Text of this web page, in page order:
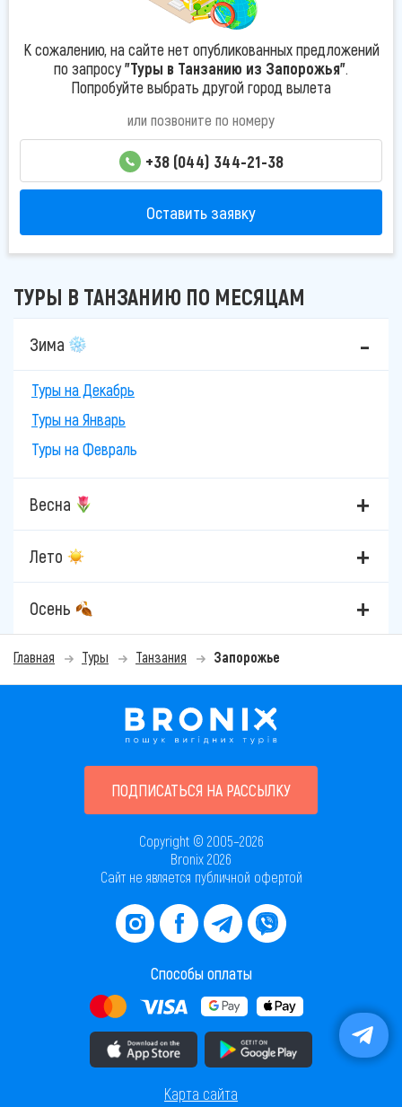
К сожалению, на сайте нет опубликованных предложений
по запросу"Туры в Танзанию из Запорожья".
Попробуйте выбрать другой город вылета
или позвоните по номеру
+38 (044) 344-21-38
Оставить заявку
ТУРЫ В ТАНЗАНИЮ ПО МЕСЯЦАМ
Зима
Туры на Декабрь
Туры на Январь
Туры на Февраль
Весна
Лето
Осень
Главная Туры Танзания Запорожье
ПОДПИСАТЬСЯ НА РАССЫЛКУ
Copyright © 2005–2026
Bronix 2026
Сайт не является публичной офертой
Способы оплаты
Скачать приложение в AppStore Скачать приложение в PlayMarket
Карта сайта